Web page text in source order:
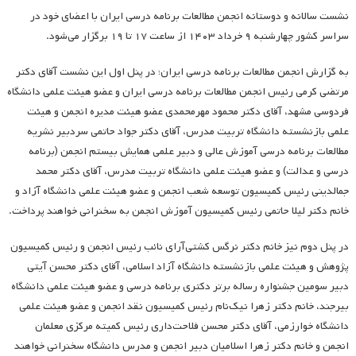
نشست سالانه و دوستانه انجمن مطالعات برنامه درسی ایران با اعضای خود در
سراسر کشور چهارشنبه ۹ خرداد ۱۴۰۳ از ساعت ۱۷ تا ۱۹ برگزار می‌شود.
به گزارش انجمن مطالعات برنامه درسی ایران؛ در پنل اول این نشست آقای دکتر
مرتضی کرمی رئیس انجمن مطالعات برنامه درسی ایران و عضو هیئت علمی دانشگاه
فردوسی مشهد، آقای دکتر محمود مهرمحمدی عضو هیئت مدیره انجمن و هیئت
علمی بازنشسته دانشگاه تربیت مدرس، آقای دکتر جواد حاتمی سردبیر نشریه
مطالعات برنامه درسی آموزش عالی و دبیر علمی همایش بیستم انجمن (برنامه
درسی و عدالت) و عضو هیئت علمی دانشگاه تربیت مدرس، آقای دکتر محمد
جمالدینی رئیس کمیسیون توسعه شعب انجمن و عضو هیئت علمی دانشگاه آزاد و
خانم دکتر لیلا حاتمی رئیس کمیسیون آموزش انجمن به سخنرانی خواهند پرداخت.
در پنل دوم نیز خانم دکتر نرگس کشتی‌آرای نائب رئیس انجمن و رئیس کمیسیون
پژوهش و هیئت علمی بازنشسته دانشگاه آزاد اسلامی، آقای دکتر محسن آیتی
دبیر سومین جشنواره رساله برتر دکتری برنامه درسی و عضو هیئت علمی دانشگاه
بیرجند، خانم دکتر زهرا نیک‌نام رئیس کمیسیون نقد انجمن و عضو هیئت علمی
دانشگاه خوارزمی، آقای دکتر محسن فلاحت‌داری رئیس کمیته مرکزی معلمان
انجمن و خانم دکتر زهرا اسلامیان دبیر انجمن و مدرس دانشگاه سخنرانی خواهند